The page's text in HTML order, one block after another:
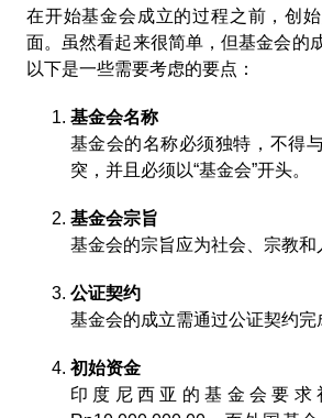
在开始基金会成立的过程之前，创
面。虽然看起来很简单，但基金会的
以下是一些需要考虑的要点：
基金会名称
基金会的名称必须独特，不得
突，并且必须以“基金会”开头。
基金会宗旨
基金会的宗旨应为社会、宗教和
公证契约
基金会的成立需通过公证契约完
初始资金
印度尼西亚的基金会要求